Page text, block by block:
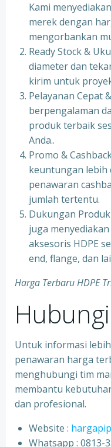
Kami
merek dengan
mengorbankan
Ready Stock &
diameter dan
kirim untuk
Pelayanan Cepat
berpengalaman
produk terbaik
Anda..
Promo &
keuntungan lebih
penawaran
jumlah tertentu.
Dukungan
juga
aksesoris HDPE
end, flange, dan
Harga Terbaru HDPE
Untuk informasi
penawaran harga
menghubungi tim
membantu
dan profesional.
Website :
Whatsapp : 0813-